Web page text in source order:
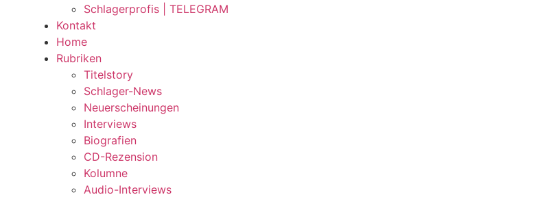
Schlagerprofis | TELEGRAM
Kontakt
Home
Rubriken
Titelstory
Schlager-News
Neuerscheinungen
Interviews
Biografien
CD-Rezension
Kolumne
Audio-Interviews